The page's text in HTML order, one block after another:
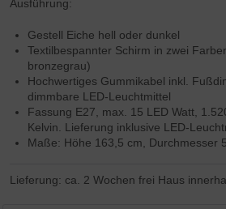
Ausführung:
Gestell Eiche hell oder dunkel
Textilbespannter Schirm in zwei
bronzegrau)
Hochwertiges Gummikabel inkl.
dimmbare LED-Leuchtmittel
Fassung E27, max. 15 LED Watt,
Kelvin. Lieferung inklusive LED-
Maße: Höhe 163,5 cm, Durchmesser
Lieferung: ca. 2 Wochen frei Haus